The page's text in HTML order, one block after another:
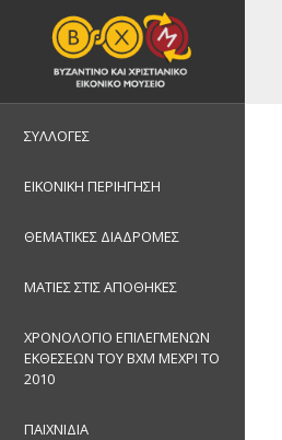
ΣΥΛΛΟΓΕΣ
ΕΙΚΟΝΙΚΗ ΠΕΡΙΗΓΗΣΗ
ΘΕΜΑΤΙΚΕΣ ΔΙΑΔΡΟΜΕΣ
ΜΑΤΙΕΣ ΣΤΙΣ ΑΠΟΘΗΚΕΣ
ΧΡΟΝΟΛΟΓΙΟ ΕΠΙΛΕΓΜΕΝΩΝ
ΕΚΘΕΣΕΩΝ ΤΟΥ ΒΧΜ ΜΕΧΡΙ ΤΟ
2010
ΠΑΙΧΝΙΔΙΑ